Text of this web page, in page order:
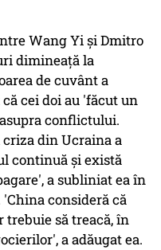
Wang Yi şi Dmitro
dimineaţă la
de cuvânt a
cei doi au 'făcut un
conflictului.
din Ucraina a
continuă şi există
a subliniat ea în
consideră că
să treacă, în
a adăugat ea.